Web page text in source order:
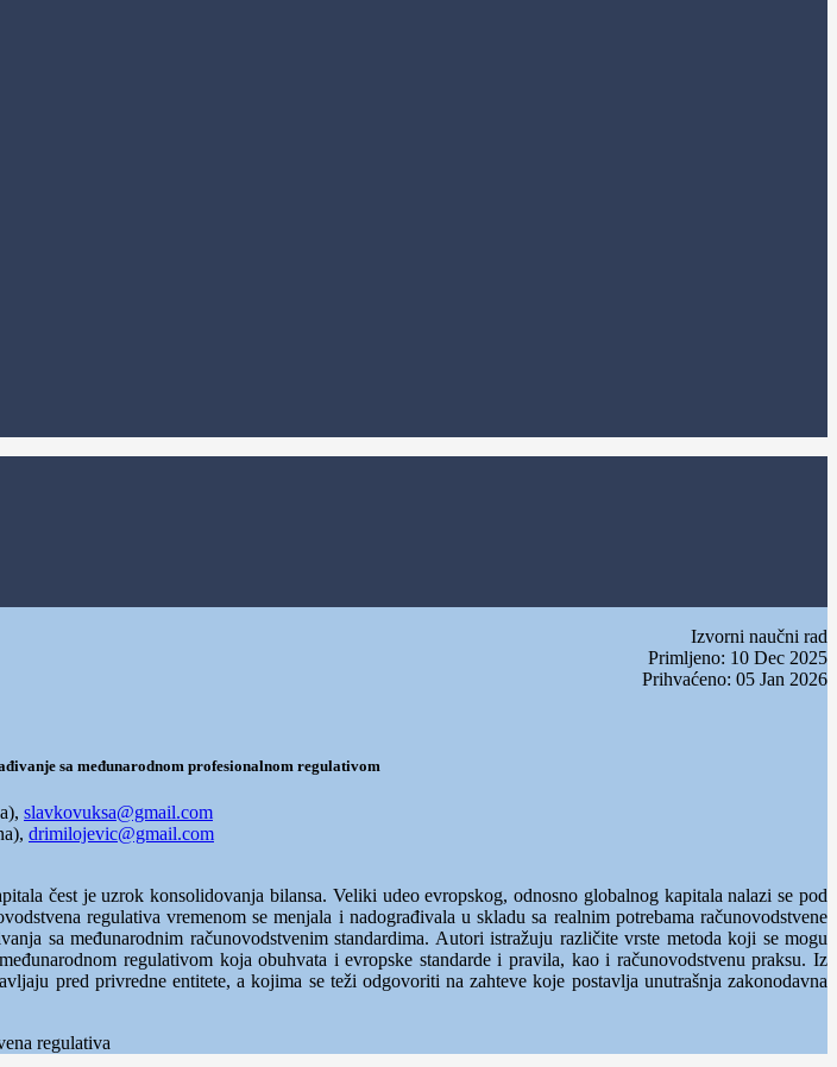
Izvorni naučni rad
Primljeno: 10 Dec 2025
Prihvaćeno: 05 Jan 2026
sa međunarodnom profesionalnom regulativom
slavkovuksa@gmail.com
drimilojevic@gmail.com
čest je uzrok konsolidovanja bilansa. Veliki udeo evropskog, odnosno globalnog kapitala nalazi se pod
regulativa vremenom se menjala i nadograđivala u skladu sa realnim potrebama računovodstvene
sa međunarodnim računovodstvenim standardima. Autori istražuju različite vrste metoda koji se mogu
regulativom koja obuhvata i evropske standarde i pravila, kao i računovodstvenu praksu. Iz
pred privredne entitete, a kojima se teži odgovoriti na zahteve koje postavlja unutrašnja zakonodavna
regulativa